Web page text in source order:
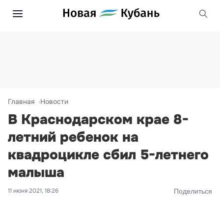
Главная Новости
В Краснодарском крае 8-
летний ребенок на
квадроцикле сбил 5-летнего
малыша
11 июня 2021, 18:26 Поделиться